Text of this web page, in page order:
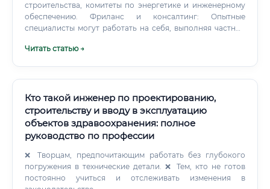
строительства, комитеты по энергетике и инженерному
обеспечению. Фриланс и консалтинг: Опытные
специалисты могут работать на себя, выполняя частные
Читать статью →
Кто такой инженер по проектированию,
строительству и вводу в эксплуатацию
объектов здравоохранения: полное
руководство по профессии
❌ Творцам, предпочитающим работать без глубокого
погружения в технические детали. ❌ Тем, кто не готов
постоянно учиться и отслеживать изменения в